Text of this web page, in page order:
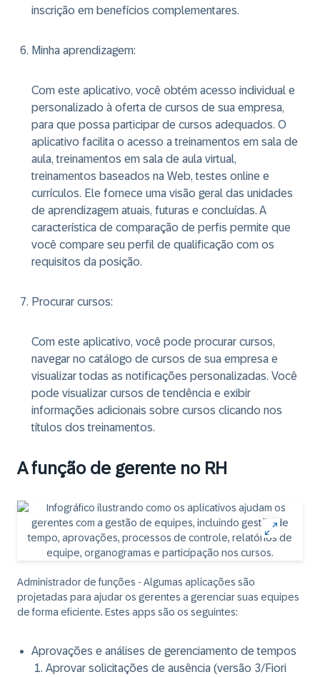
inscrição em benefícios complementares.
Minha aprendizagem:
Com este aplicativo, você obtém acesso individual e
personalizado à oferta de cursos de sua empresa,
para que possa participar de cursos adequados. O
aplicativo facilita o acesso a treinamentos em sala de
aula, treinamentos em sala de aula virtual,
treinamentos baseados na Web, testes online e
currículos. Ele fornece uma visão geral das unidades
de aprendizagem atuais, futuras e concluídas. A
característica de comparação de perfis permite que
você compare seu perfil de qualificação com os
requisitos da posição.
Procurar cursos:
Com este aplicativo, você pode procurar cursos,
navegar no catálogo de cursos de sua empresa e
visualizar todas as notificações personalizadas. Você
pode visualizar cursos de tendência e exibir
informações adicionais sobre cursos clicando nos
títulos dos treinamentos.
A função de gerente no RH
Administrador de funções - Algumas aplicações são
projetadas para ajudar os gerentes a gerenciar suas equipes
de forma eficiente. Estes apps são os seguintes:
Aprovações e análises de gerenciamento de tempos
Aprovar solicitações de ausência (versão 3/Fiori